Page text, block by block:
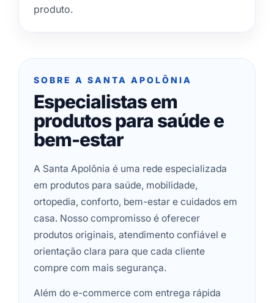
produto.
SOBRE A SANTA APOLÔNIA
Especialistas em
produtos para saúde e
bem-estar
A Santa Apolônia é uma rede especializada
em produtos para saúde, mobilidade,
ortopedia, conforto, bem-estar e cuidados em
casa. Nosso compromisso é oferecer
produtos originais, atendimento confiável e
orientação clara para que cada cliente
compre com mais segurança.
Além do e-commerce com entrega rápida